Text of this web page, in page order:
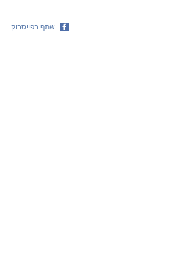
שתף בפייסבוק